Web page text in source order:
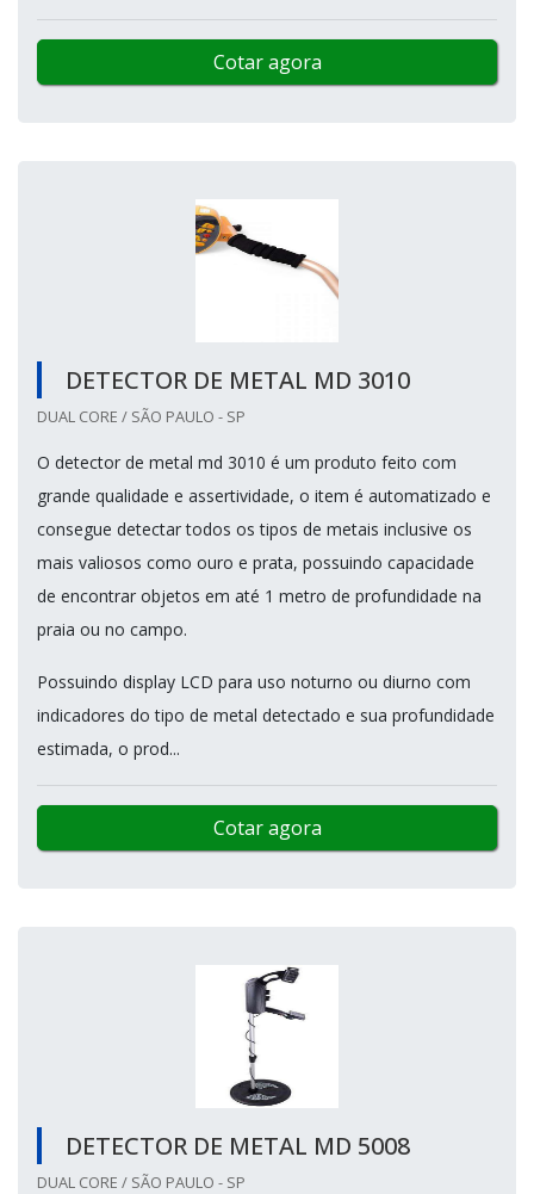
Cotar agora
DETECTOR DE METAL MD 3010
DUAL CORE / SÃO PAULO - SP
O detector de metal md 3010 é um produto feito com
grande qualidade e assertividade, o item é automatizado e
consegue detectar todos os tipos de metais inclusive os
mais valiosos como ouro e prata, possuindo capacidade
de encontrar objetos em até 1 metro de profundidade na
praia ou no campo.
Possuindo display LCD para uso noturno ou diurno com
indicadores do tipo de metal detectado e sua profundidade
estimada, o prod...
Cotar agora
DETECTOR DE METAL MD 5008
DUAL CORE / SÃO PAULO - SP